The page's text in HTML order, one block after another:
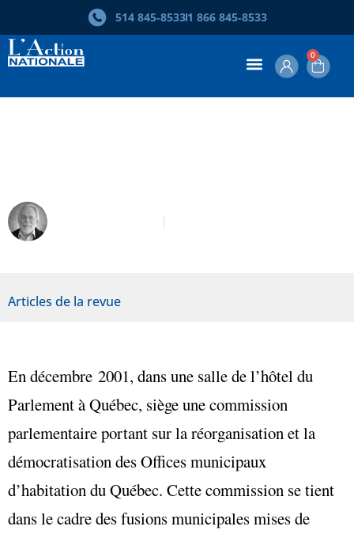
514 845‑85331 866 845‑8533
0
Articles de la revue
En décembre 2001, dans une salle de l’hôtel du
Parlement à Québec, siège une commission
parlementaire portant sur la réorganisation et la
démocratisation des Offices municipaux
d’habitation du Québec. Cette commission se tient
dans le cadre des fusions municipales mises de